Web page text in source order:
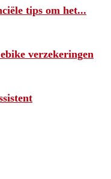
tips om het...
verzekeringen